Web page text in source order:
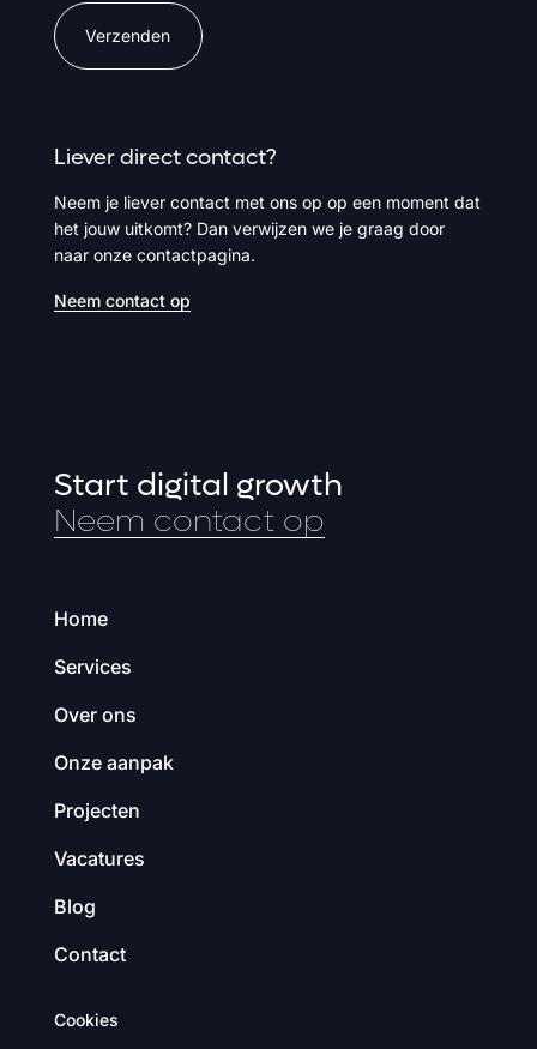
Verzenden
Liever direct contact?
Neem je liever contact met ons op op een moment dat
het jouw uitkomt? Dan verwijzen we je graag door
naar onze contactpagina.
Neem contact op
Start digital growth
Neem contact op
Home
Services
Over ons
Onze aanpak
Projecten
Vacatures
Blog
Contact
Cookies